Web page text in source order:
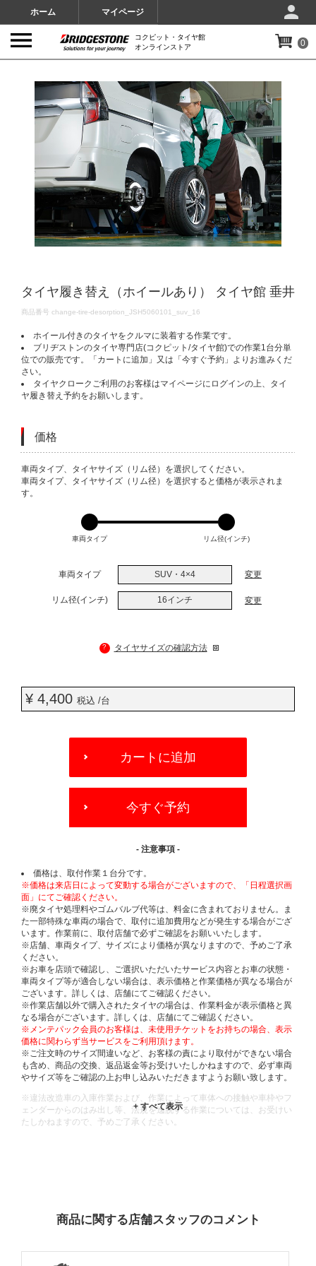
ホーム マイページ
コクピット・タイヤ館
オンラインストア
0
タイヤ履き替え（ホイールあり） タイヤ館 垂井
DETAILS
商品番号 change-tire-desorption_JSH5060101_suv_16
ホイール付きのタイヤをクルマに装着する作業です。
ブリヂストンのタイヤ専門店(コクピット/タイヤ館)での作業1台分単
位での販売です。「カートに追加」又は「今すぐ予約」よりお進みくだ
さい。
タイヤクロークご利用のお客様はマイページにログインの上、タイ
ヤ履き替え予約をお願いします。
価格
VARIATIONS
車両タイプ、タイヤサイズ（リム径）を選択してください。
車両タイプ、タイヤサイズ（リム径）を選択すると価格が表示されま
す。
車両タイプ リム径(インチ)
車両タイプ SUV・4×4 変更
リム径(インチ) 16インチ 変更
? タイヤサイズの確認方法
¥ 4,400 税込 /台
OPTIONS
カートに追加
今すぐ予約
- 注意事項 -
価格は、取付作業１台分です。
※価格は来店日によって変動する場合がございますので、「日程選択画
面」にてご確認ください。
※廃タイヤ処理料やゴムバルブ代等は、料金に含まれておりません。ま
た一部特殊な車両の場合で、取付に追加費用などが発生する場合がござ
います。作業前に、取付店舗で必ずご確認をお願いいたします。
※店舗、車両タイプ、サイズにより価格が異なりますので、予めご了承
ください。
※お車を店頭で確認し、ご選択いただいたサービス内容とお車の状態・
車両タイプ等が適合しない場合は、表示価格と作業価格が異なる場合が
ございます。詳しくは、店舗にてご確認ください。
※作業店舗以外で購入されたタイヤの場合は、作業料金が表示価格と異
なる場合がございます。詳しくは、店舗にてご確認ください。
※メンテパック会員のお客様は、未使用チケットをお持ちの場合、表示
価格に関わらず当サービスをご利用頂けます。
※ご注文時のサイズ間違いなど、お客様の責により取付ができない場合
も含め、商品の交換、返品返金等お受けいたしかねますので、必ず車両
やサイズ等をご確認の上お申し込みいただきますようお願い致します。
※違法改造車の入庫作業および、作業によって車体への接触や車枠やフ
ェンダーからのはみ出し等、法規を逸脱する作業については、お受けい
たしかねますので、予めご了承ください。
商品に関する店舗スタッフのコメント